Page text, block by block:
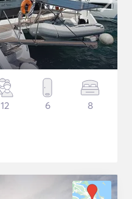
12 6 8